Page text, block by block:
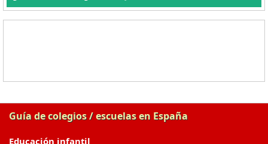
Guía de colegios / escuelas en España
Educación infantil